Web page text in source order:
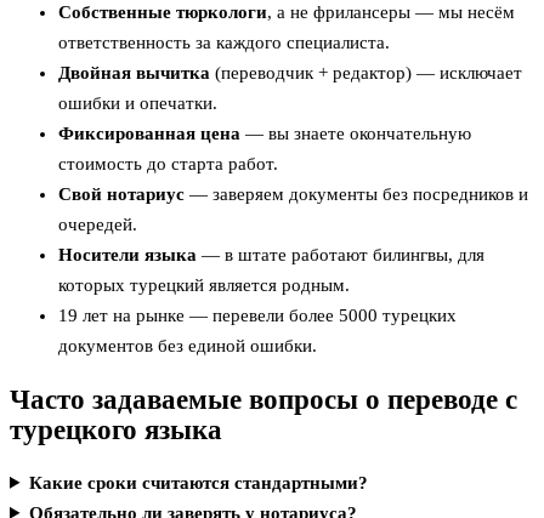
Собственные тюркологи, а не фрилансеры — мы несём
ответственность за каждого специалиста.
Двойная вычитка (переводчик + редактор) — исключает
ошибки и опечатки.
Фиксированная цена — вы знаете окончательную
стоимость до старта работ.
Свой нотариус — заверяем документы без посредников и
очередей.
Носители языка — в штате работают билингвы, для
которых турецкий является родным.
19 лет на рынке — перевели более 5000 турецких
документов без единой ошибки.
Часто задаваемые вопросы о переводе с
турецкого языка
Какие сроки считаются стандартными?
Обязательно ли заверять у нотариуса?